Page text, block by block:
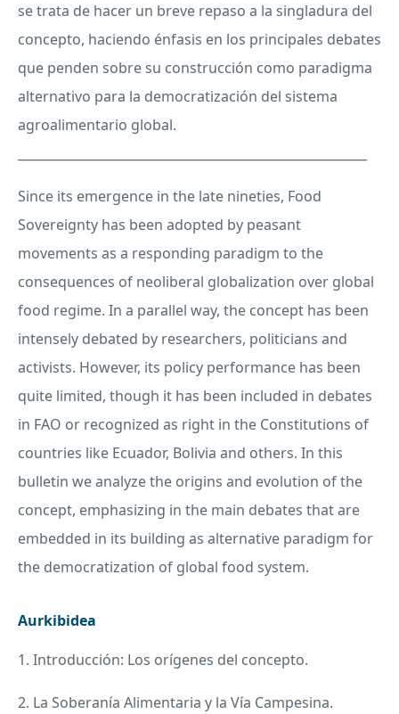
se trata de hacer un breve repaso a la singladura del
concepto, haciendo énfasis en los principales debates
que penden sobre su construcción como paradigma
alternativo para la democratización del sistema
agroalimentario global.
Since its emergence in the late nineties, Food
Sovereignty has been adopted by peasant
movements as a responding paradigm to the
consequences of neoliberal globalization over global
food regime. In a parallel way, the concept has been
intensely debated by researchers, politicians and
activists. However, its policy performance has been
quite limited, though it has been included in debates
in FAO or recognized as right in the Constitutions of
countries like Ecuador, Bolivia and others. In this
bulletin we analyze the origins and evolution of the
concept, emphasizing in the main debates that are
embedded in its building as alternative paradigm for
the democratization of global food system.
Aurkibidea
1. Introducción: Los orígenes del concepto.
2. La Soberanía Alimentaria y la Vía Campesina.